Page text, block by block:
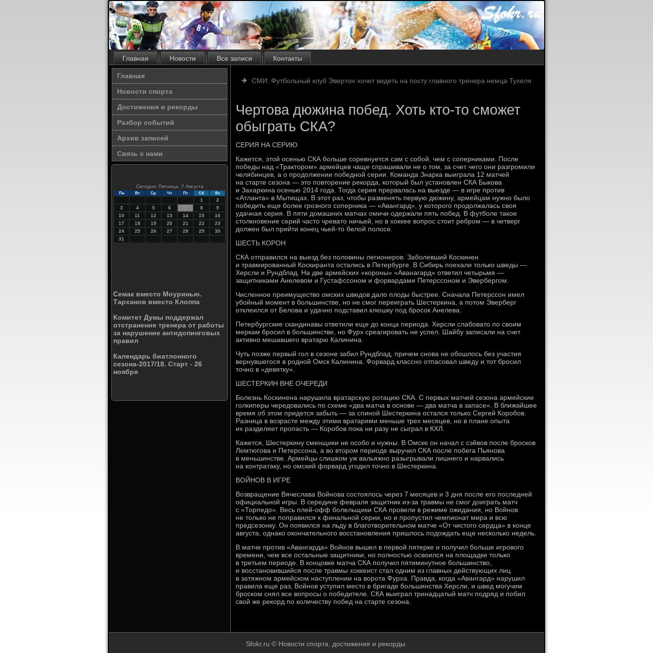
Главная Новости Все записи Контакты
Главная
Новости спорта
Достижения и рекорды
Разбор событий
Архив записей
Связь с нами
Сегодня: Пятница, 7 Августа
Пн Вт Ср Чт Пт Сб Вс
1
2
3
4 5 6 7 8
9
10
11 12 13 14 15
16
17
18 19 20 21 22
23
24
25 26 27 28 29
30
31
Семак вместо Моуринью.
Тарханов вместо Клоппа
Комитет Думы поддержал
отстранение тренера от работы
за нарушение антидопинговых
правил
Календарь биатлонного
сезона-2017/18. Старт - 26
ноября
СМИ: Футбольный клуб Эвертон хочет видеть на посту главного тренера немца Тухеля
Чертова дюжина побед. Хоть кто-то сможет
обыграть СКА?
СЕРИЯ НА СЕРИЮ
Кажется, этой осенью СКА больше соревнуется сам с собой, чем с соперниками. После
победы над «Трактором» армейцев чаще спрашивали не о том, за счет чего они разгромили
челябинцев, а о продолжении победной серии. Команда Знарка выиграла 12 матчей
на старте сезона — это повторение рекорда, который был установлен СКА Быкова
и Захаркина осенью 2014 года. Тогда серия прервалась на выезде — в игре против
«Атланта» в Мытищах. В этот раз, чтобы разменять первую дюжину, армейцам нужно было
победить еще более грозного соперника — «Авангард», у которого продолжалась своя
удачная серия. В пяти домашних матчах омичи одержали пять побед. В футболе такое
столкновение серий часто чревато ничьей, но в хоккее вопрос стоит ребром — в четверг
должен был прийти конец чьей-то белой полосе.
ШЕСТЬ КОРОН
СКА отправился на выезд без половины легионеров. Заболевший Коскинен
и травмированный Коскиранта остались в Петербурге. В Сибирь поехали только шведы —
Херсли и Рундблад. На две армейских «короны» «Аванагард» ответил четырьмя —
защитниками Анелевом и Густафссоном и форвардами Петерссоном и Эвербергом.
Численное преимущество омских шведов дало плоды быстрее. Сначала Петерссон имел
убойный момент в большинстве, но не смог переиграть Шестеркина, а потом Эверберг
отклеился от Белова и удачно подставил клюшку под бросок Анелева.
Петербургские скандинавы ответили еще до конца периода. Херсли слабовато по своим
меркам бросил в большинстве, но Фурх среагировать не успел. Шайбу записали на счет
активно мешавшего вратарю Калинина.
Чуть позже первый гол в сезоне забил Рундблад, причем снова не обошлось без участия
вернувшегося в родной Омск Калинина. Форвард классно отпасовал шведу и тот бросил
точно в «девятку».
ШЕСТЕРКИН ВНЕ ОЧЕРЕДИ
Болезнь Коскинена нарушила вратарскую ротацию СКА. С первых матчей сезона армейские
голкиперы чередовались по схеме «два матча в основе — два матча в запасе». В ближайшее
время об этом придется забыть — за спиной Шестеркина остался только Сергей Коробов.
Разница в возрасте между этими вратарями меньше трех месяцев, но в плане опыта
их разделяет пропасть — Коробов пока ни разу не сыграл в КХЛ.
Кажется, Шестеркину сменщики не особо и нужны. В Омске он начал с сэйвов после бросков
Лемтюгова и Петерссона, а во втором периоде выручил СКА после побега Пьянова
в меньшинстве. Армейцы слишком уж вальяжно разыгрывали лишнего и нарвались
на контратаку, но омский форвард угодил точно в Шестеркина.
ВОЙНОВ В ИГРЕ
Возвращение Вячеслава Войнова состоялось через 7 месяцев и 3 дня после его последней
официальной игры. В середине февраля защитник из-за травмы не смог доиграть матч
с «Торпедо». Весь плей-офф болельщики СКА провели в режиме ожидания, но Войнов
не только не поправился к финальной серии, но и пропустил чемпионат мира и всю
предсезонку. Он появился на льду в благотворительном матче «От чистого сердца» в конце
августа, однако окончательного восстановления пришлось подождать еще несколько недель.
В матче против «Авангарда» Войнов вышел в первой пятерке и получил больше игрового
времени, чем все остальные защитники, но полностью освоился на площадке только
в третьем периоде. В концовке матча СКА получил пятиминутное большинство,
и восстановившийся после травмы хоккеист стал одним из главных действующих лиц
в затяжном армейском наступлении на ворота Фурха. Правда, когда «Авангард» нарушил
правила еще раз, Войнов уступил место в бригаде большинства Херсли, и швед могучим
броском снял все вопросы о победителе. СКА выиграл тринадцатый матч подряд и побил
свой же рекорд по количеству побед на старте сезона.
Sfokr.ru © Новости спорта, достижения и рекорды.